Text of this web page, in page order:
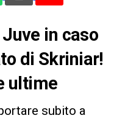
Juve in caso
di Skriniar!
ultime
subito a